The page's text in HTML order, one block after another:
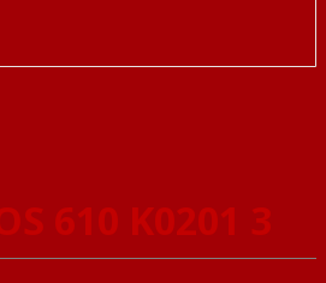
610 K0201 3